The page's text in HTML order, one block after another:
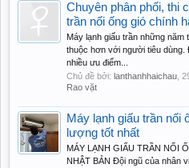
Chuyên phân phối, thi
trần nối ống gió chính
Máy lạnh giấu trần những
thuộc hơn với người tiêu dùng.
nhiều ưu điểm...
Chủ đề bởi: lanthanhhaichau
Rao vặt
Máy lạnh giấu trần nối
lượng tốt nhất
MÁY LẠNH GIẤU TRẦN NỐI
NHẬT BẢN Đội ngũ của nhân